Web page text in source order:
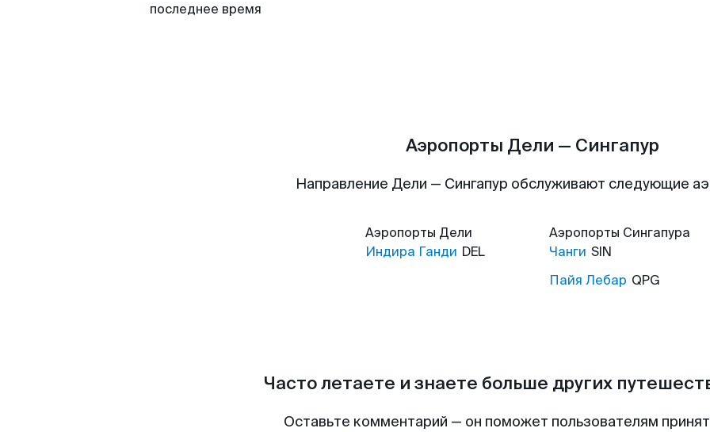
последнее время
Аэропорты Дели — Сингапур
Направление Дели — Сингапур обслуживают следующие
Аэропорты Дели
Индира Ганди DEL
Аэропорты Сингапура
Чанги SIN
Пайя Лебар QPG
Часто летаете и знаете больше других
Оставьте комментарий — он поможет пользователям